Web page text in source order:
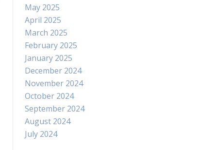
May 2025
April 2025
March 2025
February 2025
January 2025
December 2024
November 2024
October 2024
September 2024
August 2024
July 2024